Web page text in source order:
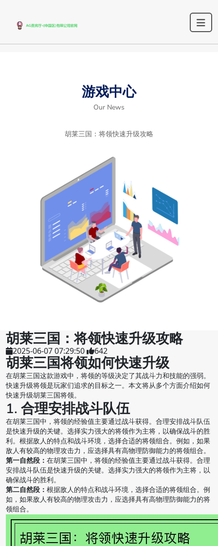
游戏中心
Our News
胡莱三国：将领快速升级攻略
胡莱三国：将领快速升级攻略
2025-06-07 07:29:50 642
胡莱三国将领如何快速升级
在胡莱三国这款游戏中，将领的等级决定了其战斗力和技能的强弱。
快速升级将领是玩家们追求的目标之一。本文将从多个方面介绍如何
快速升级胡莱三国将领。
1. 合理安排战斗队伍
在胡莱三国中，将领的经验值主要通过战斗获得。合理安排战斗队伍
是快速升级的关键。选择实力强大的将领作为主将，以确保战斗的胜
利。根据敌人的特点和战斗环境，选择合适的将领组合。例如，如果
敌人有较高的物理攻击力，应选择具有高物理防御能力的将领组合。
第一自然段： 在胡莱三国中，将领的经验值主要通过战斗获得。合理
安排战斗队伍是快速升级的关键。选择实力强大的将领作为主将，以
确保战斗的胜利。
第二自然段： 根据敌人的特点和战斗环境，选择合适的将领组合。例
如，如果敌人有较高的物理攻击力，应选择具有高物理防御能力的将
领组合。